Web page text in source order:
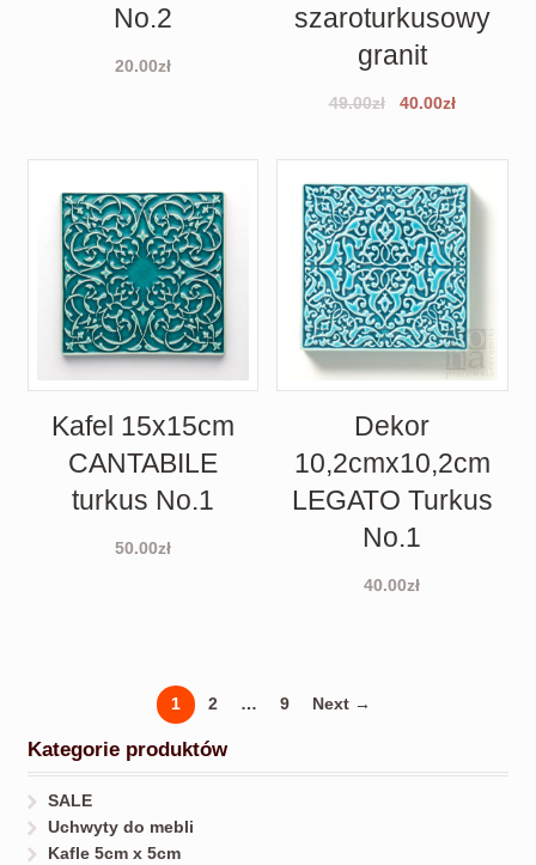
No.2
20.00zł
szaroturkusowy
granit
49.00zł 40.00zł
Kafel 15x15cm
CANTABILE
turkus No.1
50.00zł
Dekor
10,2cmx10,2cm
LEGATO Turkus
No.1
40.00zł
1 2 … 9 Next →
Kategorie produktów
SALE
Uchwyty do mebli
Kafle 5cm x 5cm